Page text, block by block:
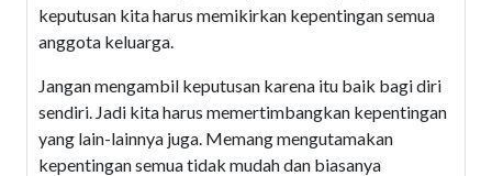
keputusan kita harus memikirkan kepentingan semua
anggota keluarga.
Jangan mengambil keputusan karena itu baik bagi diri
sendiri. Jadi kita harus memertimbangkan kepentingan
yang lain-lainnya juga. Memang mengutamakan
kepentingan semua tidak mudah dan biasanya